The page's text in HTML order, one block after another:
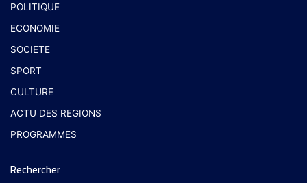
POLITIQUE
ECONOMIE
SOCIETE
SPORT
CULTURE
ACTU DES REGIONS
PROGRAMMES
Rechercher